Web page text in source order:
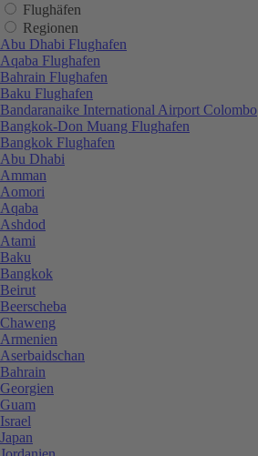
Flughäfen
Regionen
Abu Dhabi Flughafen
Aqaba Flughafen
Bahrain Flughafen
Baku Flughafen
Bandaranaike International Airport Colombo
Bangkok-Don Muang Flughafen
Bangkok Flughafen
Abu Dhabi
Amman
Aomori
Aqaba
Ashdod
Atami
Baku
Bangkok
Beirut
Beerscheba
Chaweng
Armenien
Aserbaidschan
Bahrain
Georgien
Guam
Israel
Japan